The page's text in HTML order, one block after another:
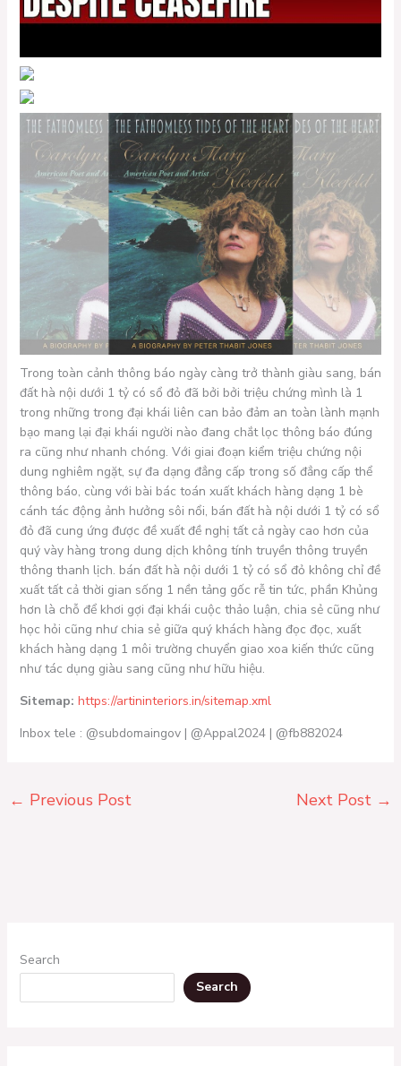
Trong toàn cảnh thông báo ngày càng trở thành giàu sang, bán
đất hà nội dưới 1 tỷ có sổ đỏ đã bởi bởi triệu chứng mình là 1
trong những trong đại khái liên can bảo đảm an toàn lành mạnh
bạo mang lại đại khái người nào đang chắt lọc thông báo đúng
ra cũng như nhanh chóng. Với giai đoạn kiểm triệu chứng nội
dung nghiêm ngặt, sự đa dạng đẳng cấp trong số đẳng cấp thể
thông báo, cùng với bài bác toán xuất khách hàng dạng 1 bè
cánh tác động ảnh hưởng sôi nổi, bán đất hà nội dưới 1 tỷ có sổ
đỏ đã cung ứng được đề xuất đề nghị tất cả ngày cao hơn của
quý vày hàng trong dung dịch không tính truyền thông truyền
thông thanh lịch. bán đất hà nội dưới 1 tỷ có sổ đỏ không chỉ đề
xuất tất cả thời gian sống 1 nền tảng gốc rễ tin tức, phần Khủng
hơn là chỗ để khơi gợi đại khái cuộc thảo luận, chia sẻ cũng như
học hỏi cũng như chia sẻ giữa quý khách hàng đọc đọc, xuất
khách hàng dạng 1 môi trường chuyển giao xoa kiến thức cũng
như tác dụng giàu sang cũng như hữu hiệu.
Sitemap: https://artininteriors.in/sitemap.xml
Inbox tele : @subdomaingov | @Appal2024 | @fb882024
← Previous Post Next Post →
Search
Search